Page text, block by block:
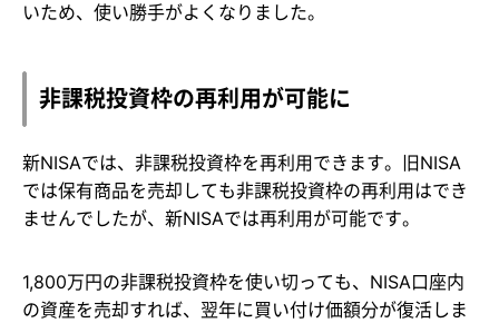
いため、使い勝手がよくなりました。
非課税投資枠の再利用が可能に
新NISAでは、非課税投資枠を再利用できます。旧NISA
では保有商品を売却しても非課税投資枠の再利用はでき
ませんでしたが、新NISAでは再利用が可能です。
1,800万円の非課税投資枠を使い切っても、NISA口座内
の資産を売却すれば、翌年に買い付け価額分が復活しま